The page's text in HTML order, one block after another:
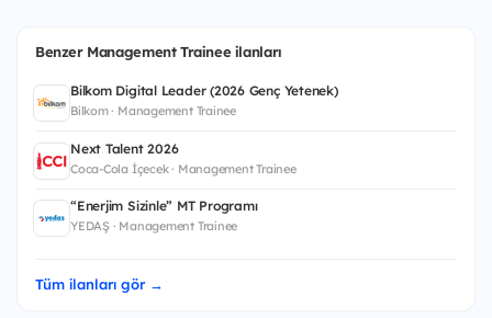
Benzer Management Trainee ilanları
Bilkom Digital Leader (2026 Genç Yetenek)
Bilkom · Management Trainee
Next Talent 2026
Coca-Cola İçecek · Management Trainee
“Enerjim Sizinle” MT Programı
YEDAŞ · Management Trainee
Tüm ilanları gör →